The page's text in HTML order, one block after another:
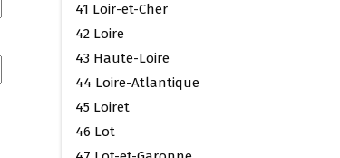
41 Loir-et-Cher
42 Loire
43 Haute-Loire
44 Loire-Atlantique
45 Loiret
46 Lot